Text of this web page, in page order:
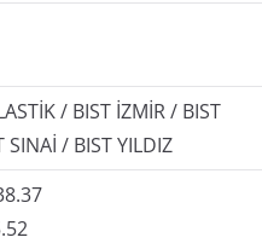
/ BIST İZMİR / BIST
/ BIST YILDIZ